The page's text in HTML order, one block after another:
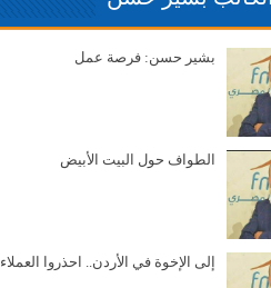
بشير حسن: فرصة عمل
الطواف حول البيت الأبيض
إلى الإخوة في الأردن.. احذروا العملاء